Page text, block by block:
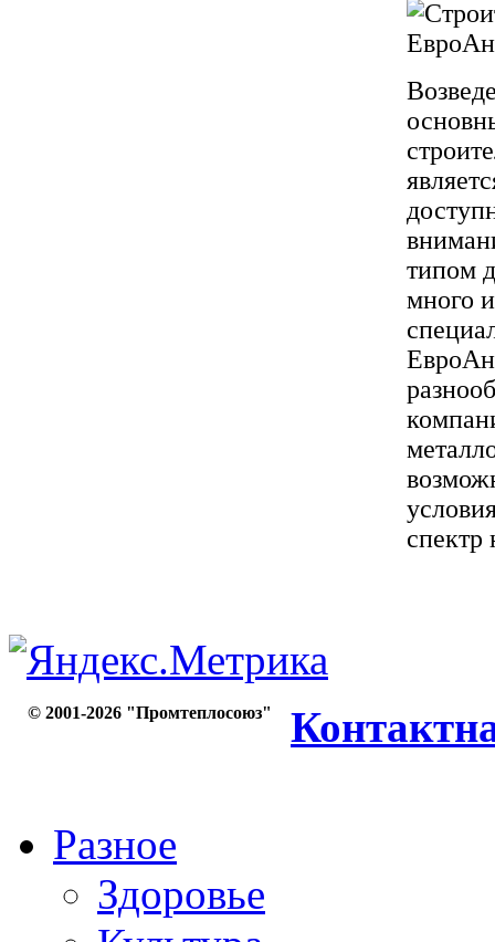
типом
много
спектр
© 2001-2026 "Промтеплосоюз"
Разное
Здоровье